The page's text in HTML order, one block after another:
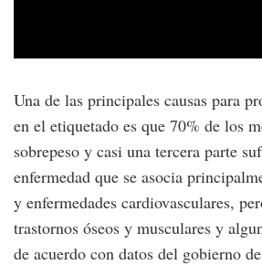
Una de las principales causas para
en el etiquetado es que 70% de los
sobrepeso y casi una tercera parte
enfermedad que se asocia
y enfermedades cardiovasculares,
trastornos óseos y musculares y
de acuerdo con datos del gobierno